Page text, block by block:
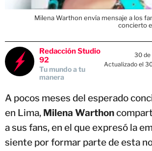
Milena Warthon envía mensaje a los
concierto
Redacción Studio
92
Tu mundo a tu
manera
30 de
Actualizado el
A pocos meses del esperado
en Lima, Milena Warthon
a sus fans, en el que expresó la
siente por formar parte de esta